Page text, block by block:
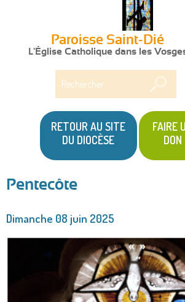
Paroisse Saint-Dié
L'Église Catholique dans les
RETOUR AU SITE
DU DIOCÈSE
FAIRE
DON
êtes
ici
Pentecôte
Dimanche 08 juin 2025